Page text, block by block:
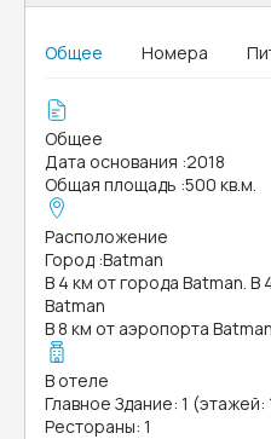
Общее Номера
Общее
Дата основания :2018
Общая площадь :500 кв.м.
Расположение
Город :Batman
В 4 км от города Batman. В
Batman
В 8 км от аэропорта
В отеле
Главное Здание: 1 (этажей:
Рестораны: 1